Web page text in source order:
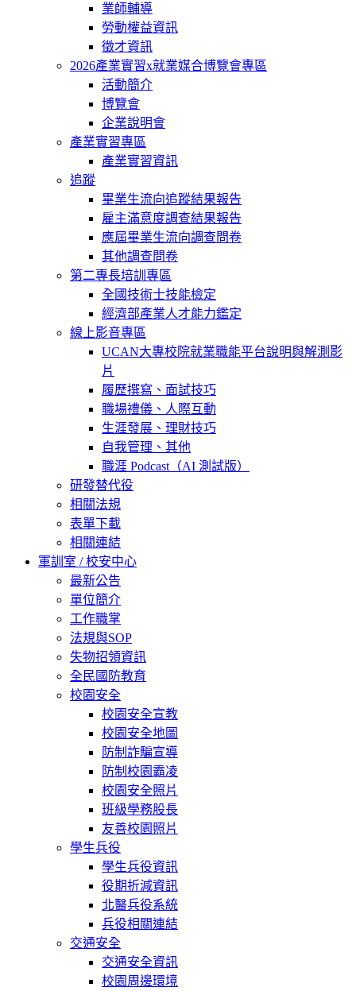
業師輔導
勞動權益資訊
徵才資訊
2026產業實習x就業媒合博覽會專區
活動簡介
博覽會
企業說明會
產業實習專區
產業實習資訊
追蹤
畢業生流向追蹤結果報告
雇主滿意度調查結果報告
應屆畢業生流向調查問卷
其他調查問卷
第二專長培訓專區
全國技術士技能檢定
經濟部產業人才能力鑑定
線上影音專區
UCAN大專校院就業職能平台說明與解測影
片
履歷撰寫、面試技巧
職場禮儀、人際互動
生涯發展、理財技巧
自我管理、其他
職涯 Podcast（AI 測試版）
研發替代役
相關法規
表單下載
相關連結
軍訓室 / 校安中心
最新公告
單位簡介
工作職掌
法規與SOP
失物招領資訊
全民國防教育
校園安全
校園安全宣教
校園安全地圖
防制詐騙宣導
防制校園霸凌
校園安全照片
班級學務股長
友善校園照片
學生兵役
學生兵役資訊
役期折減資訊
北醫兵役系統
兵役相關連結
交通安全
交通安全資訊
校園周邊環境